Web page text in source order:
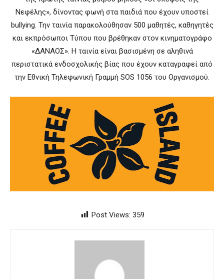
Νεφέλης», δίνοντας φωνή στα παιδιά που έχουν υποστεί
bullying. Την ταινία παρακολούθησαν 500 μαθητές, καθηγητές
και εκπρόσωποι Τύπου που βρέθηκαν στον κινηματογράφο
«ΔΑΝΑΟΣ». Η ταινία είναι βασισμένη σε αληθινά
περιστατικά ενδοσχολικής βίας που έχουν καταγραφεί από
την Εθνική Τηλεφωνική Γραμμή SOS 1056 του Οργανισμού.
Post Views: 359